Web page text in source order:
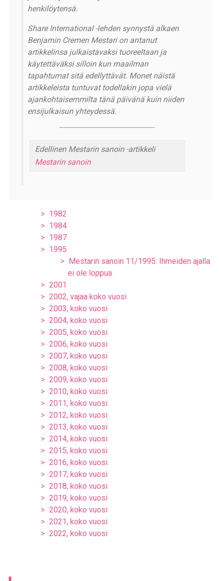
henkilöytensä.
Share International -lehden synnystä alkaen
Benjamin Cremen Mestari on antanut
artikkelinsa julkaistavaksi tuoreeltaan ja
käytettäväksi silloin kun maailman
tapahtumat sitä edellyttävät. Monet näistä
artikkeleista tuntuvat todellakin jopa vielä
ajankohtaisemmilta tänä päivänä kuin niiden
ensijulkaisun yhteydessä.
Edellinen Mestarin sanoin -artikkeli
Mestarin sanoin
1982
1984
1987
1995
Mestarin sanoin 11/1995: Ihmeiden ajalla
ei ole loppua
2001
2002, vajaa koko vuosi
2003, koko vuosi
2004, koko vuosi
2005, koko vuosi
2006, koko vuosi
2007, koko vuosi
2008, koko vuosi
2009, koko vuosi
2010, koko vuosi
2011, koko vuosi
2012, koko vuosi
2013, koko vuosi
2014, koko vuosi
2015, koko vuosi
2016, koko vuosi
2017, koko vuosi
2018, koko vuosi
2019, koko vuosi
2020, koko vuosi
2021, koko vuosi
2022, koko vuosi